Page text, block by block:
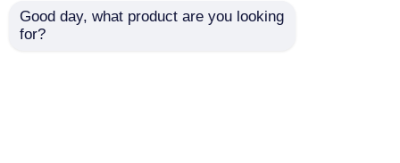
Good day, what product are you looking
for?